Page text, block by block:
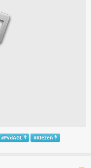
#PvdAGL #Kiezen